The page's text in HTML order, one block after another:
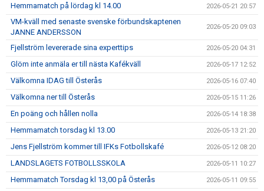
Hemmamatch på lördag kl 14.00 2026-05-21 20:57
VM-kväll med senaste svenske förbundskaptenen
JANNE ANDERSSON
2026-05-20 09:03
Fjellström levererade sina experttips 2026-05-20 04:31
Glöm inte anmäla er till nästa Kafékväll 2026-05-17 12:52
Välkomna IDAG till Österås 2026-05-16 07:40
Välkomna ner till Österås 2026-05-15 11:26
En poäng och hållen nolla 2026-05-14 18:38
Hemmamatch torsdag kl 13.00 2026-05-13 21:20
Jens Fjellström kommer till IFKs Fotbollskafé 2026-05-12 08:20
LANDSLAGETS FOTBOLLSSKOLA 2026-05-11 10:27
Hemmamatch Torsdag kl 13,00 på Österås 2026-05-11 09:55